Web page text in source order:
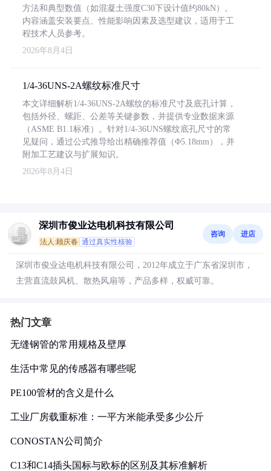
方法和典型数值（如混凝土强度C30下设计值约80kN）。
内容涵盖安装要点、性能影响因素及选型建议，适用于工
程技术人员参考。
2026年8月4日
1/4-36UNS-2A螺纹标准尺寸
本文详细解析1/4-36UNS-2A螺纹的标准尺寸及底孔计算，
包括外径、螺距、公差等关键参数，并提供专业数据来源
（ASME B1.1标准）。针对1/4-36UNS螺纹底孔尺寸的常
见疑问，通过公式推导给出精确推荐值（Φ5.18mm），并
附加工艺建议与扩展知识。
2026年8月4日
深圳市俊业达电机科技有限公司
法人:顾庆春 通过真实性核验
咨询 进店
深圳市俊业达电机科技有限公司，2012年成立于广东省深圳市，
主营直流鼓风机、散热风扇等，产品多样，权威可靠。
热门文章
无缝钢管的常用规格及壁厚
生活中常见的传感器有哪些呢
PE100管材的含义是什么
工业厂房载重标准：一平方米能承受多少公斤
CONOSTAN公司简介
C13和C14插头国标与欧标的区别及其标准解析